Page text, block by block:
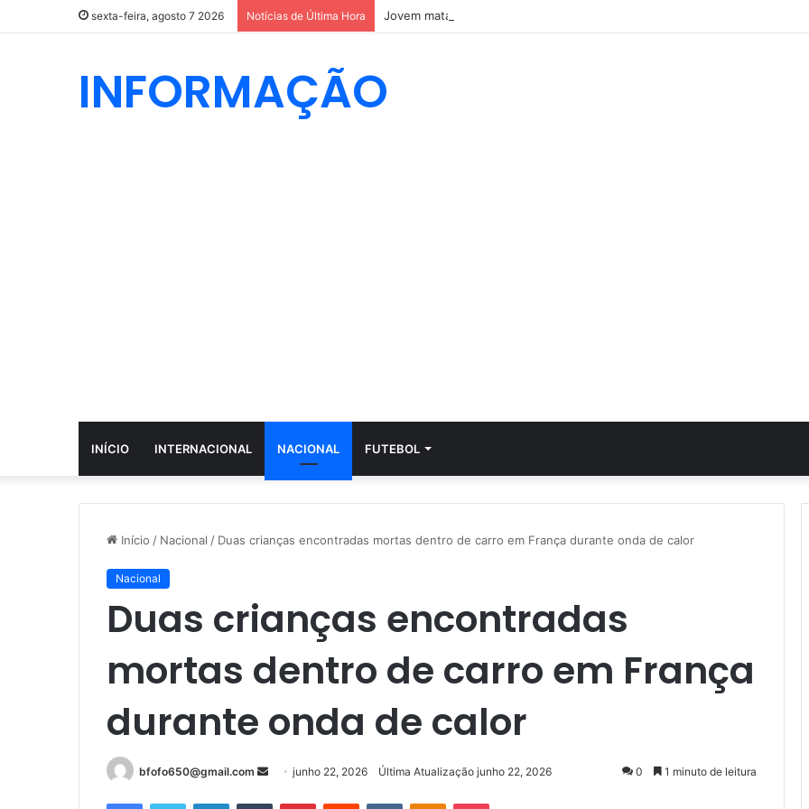
sexta-feira, agosto 7 2026 Notícias de Última Hora Jovem mata namorada à facada e suicida-se em Sintra
INFORMAÇÃO
INÍCIO INTERNACIONAL NACIONAL FUTEBOL
Início / Nacional / Duas crianças encontradas mortas dentro de carro em França durante onda de calor
Nacional
Duas crianças encontradas
mortas dentro de carro em França
durante onda de calor
bfofo650@gmail.com
Mandejunho 22, 2026 Última Atualização junho 22, 2026 0 1 minuto de leitura
FacebookTwitter LinkedinTumblr PinterestReddit VK OK Pocket